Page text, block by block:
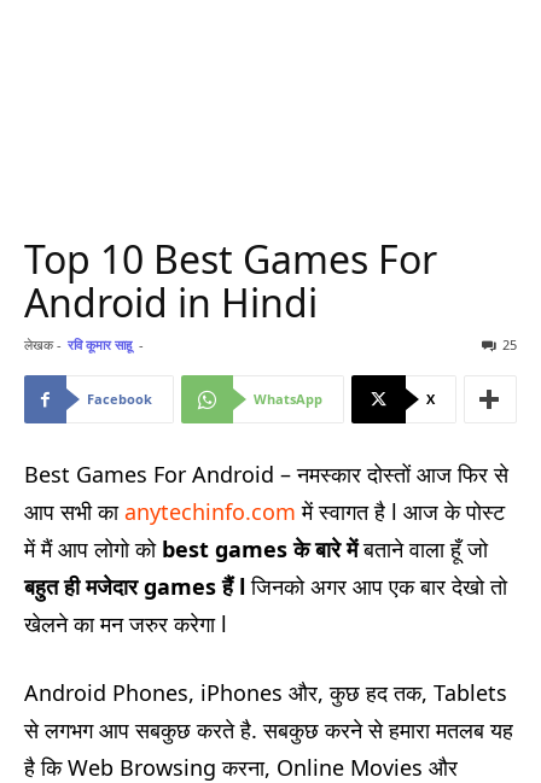
Top 10 Best Games For
Android in Hindi
लेखक - रवि कूमार साहू - 25
Facebook WhatsApp X
Best Games For Android – नमस्कार दोस्तों आज फिर से
आप सभी काanytechinfo.com में स्वागत है l आज के पोस्ट
में मैं आप लोगो को best games के बारे मेंबताने वाला हूँ जो
बहुत ही मजेदार games हैं lजिनको अगर आप एक बार देखो तो
खेलने का मन जरुर करेगा l
Android Phones, iPhones और, कुछ हद तक, Tablets
से लगभग आप सबकुछ करते है. सबकुछ करने से हमारा मतलब यह
है कि Web Browsing करना, Online Movies और